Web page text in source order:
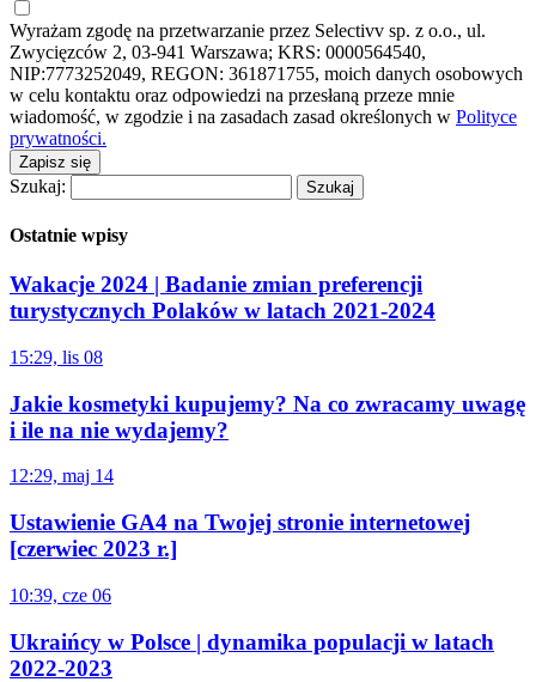
Wyrażam zgodę na przetwarzanie przez Selectivv sp. z o.o., ul.
Zwycięzców 2, 03-941 Warszawa; KRS: 0000564540,
NIP:7773252049, REGON: 361871755, moich danych osobowych
w celu kontaktu oraz odpowiedzi na przesłaną przeze mnie
wiadomość, w zgodzie i na zasadach zasad określonych w Polityce
prywatności.
Zapisz się
Szukaj:
Ostatnie wpisy
Wakacje 2024 | Badanie zmian preferencji
turystycznych Polaków w latach 2021-2024
15:29, lis 08
Jakie kosmetyki kupujemy? Na co zwracamy uwagę
i ile na nie wydajemy?
12:29, maj 14
Ustawienie GA4 na Twojej stronie internetowej
[czerwiec 2023 r.]
10:39, cze 06
Ukraińcy w Polsce | dynamika populacji w latach
2022-2023